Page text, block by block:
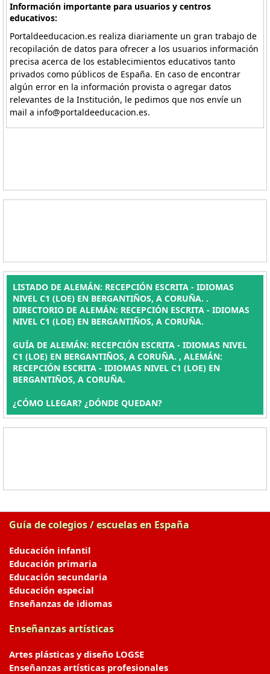
Información importante para usuarios y centros
educativos:
Portaldeeducacion.es realiza diariamente un gran trabajo de
recopilación de datos para ofrecer a los usuarios información
precisa acerca de los establecimientos educativos tanto
privados como públicos de España. En caso de encontrar
algún error en la información provista o agregar datos
relevantes de la Institución, le pedimos que nos envíe un
mail a info@portaldeeducacion.es.
LISTADO DE ALEMÁN: RECEPCIÓN ESCRITA - IDIOMAS
NIVEL C1 (LOE) EN BERGANTIÑOS, A CORUÑA. .
DIRECTORIO DE ALEMÁN: RECEPCIÓN ESCRITA - IDIOMAS
NIVEL C1 (LOE) EN BERGANTIÑOS, A CORUÑA.
GUÍA DE ALEMÁN: RECEPCIÓN ESCRITA - IDIOMAS NIVEL
C1 (LOE) EN BERGANTIÑOS, A CORUÑA. , ALEMÁN:
RECEPCIÓN ESCRITA - IDIOMAS NIVEL C1 (LOE) EN
BERGANTIÑOS, A CORUÑA.
¿CÓMO LLEGAR? ¿DÓNDE QUEDAN?
Guía de colegios / escuelas en España
Educación infantil
Educación primaria
Educación secundaria
Educación especial
Enseñanzas de idiomas
Enseñanzas artísticas
Artes plásticas y diseño LOGSE
Enseñanzas artísticas profesionales